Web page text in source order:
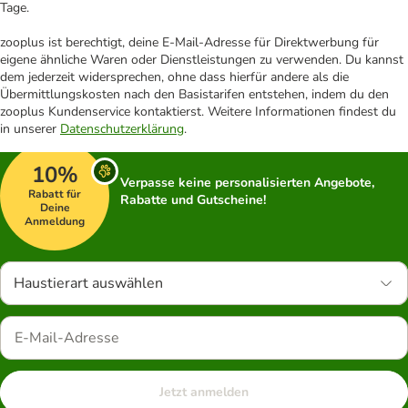
Tage.
zooplus ist berechtigt, deine E-Mail-Adresse für Direktwerbung für
eigene ähnliche Waren oder Dienstleistungen zu verwenden. Du kannst
dem jederzeit widersprechen, ohne dass hierfür andere als die
Übermittlungskosten nach den Basistarifen entstehen, indem du den
zooplus Kundenservice kontaktierst. Weitere Informationen findest du
in unserer Datenschutzerklärung.
10%
Rabatt für
Deine
Anmeldung
Verpasse keine personalisierten Angebote,
Rabatte und Gutscheine!
Haustierart auswählen
Jetzt anmelden